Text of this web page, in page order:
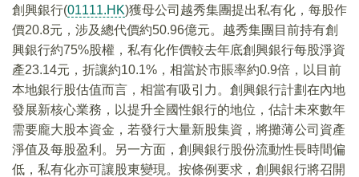
創興銀行(01111.HK)獲母公司越秀集團提出私有化，每股作
價20.8元，涉及總代價約50.96億元。越秀集團目前持有創
興銀行約75%股權，私有化作價較去年底創興銀行每股淨資
產23.14元，折讓約10.1%，相當於市賬率約0.9倍，以目前
本地銀行股估值而言，相當有吸引力。創興銀行計劃在內地
發展新核心業務，以提升全國性銀行的地位，估計未來數年
需要龐大股本資金，若發行大量新股集資，將攤薄公司資產
淨值及每股盈利。另一方面，創興銀行股份流動性長時間偏
低，私有化亦可讓股東變現。按條例要求，創興銀行將召開